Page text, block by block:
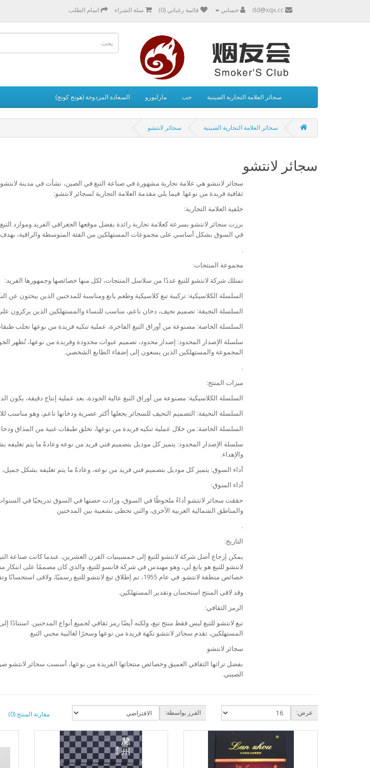
dd@xqx.cc حسابي قائمة رغباتي (0) سلة الشراء اتمام الطلب
سجائر العلامة التجارية الصينية حب مارلبورو السعادة المزدوجة (هونج كونج)
سجائر العلامة التجارية الصينية سجائر لانتشو
سجائر لانتشو
سجائر لانتشو هي علامة تجارية مشهورة في صناعة التبغ في الصين، نشأت في مدينة
ثقافية فريدة من نوعها. فيما يلي مقدمة العلامة التجارية لسجائر لانتشو:
خلفية العلامة التجارية:
برزت سجائر لانتشو بسرعة كعلامة تجارية رائدة بفضل موقعها الجغرافي الفريد وموارد التبغ
في السوق بشكل أساسي على مجموعات المستهلكين من الفئة المتوسطة والراقية، بهدف
.
مجموعة المنتجات:
تمتلك شركة لانتشو للتبغ عددًا من سلاسل المنتجات، لكل منها خصائصها وجمهورها الفريد:
السلسلة الكلاسيكية: تركيبة تبغ كلاسيكية وطعم يانع ومناسبة للمدخنين الذين يبحثون عن
السلسلة النحيفة: تصميم نحيف، دخان ناعم، مناسب للنساء والمستهلكين الذين يركزون
السلسلة الخاصة: مصنوعة من أوراق التبغ الفاخرة، عملية تنكيه فريدة من نوعها تجلب
سلسلة الإصدار المحدود: إصدار محدود، تصميم عبوات محدودة وفريدة من نوعها، تُظهر الجو
المجموعة والمستهلكين الذين يسعون إلى إضفاء الطابع الشخصي.
.
ميزات المنتج:
السلسلة الكلاسيكية: مصنوعة من أوراق التبغ عالية الجودة، بعد عملية إنتاج دقيقة، يكون
السلسلة النحيفة: التصميم النحيف للسجائر يجعلها أكثر عصرية ودخانها ناعم، وهو مناسب
السلسلة الخاصة: من خلال عملية تنكيه فريدة من نوعها، تخلق طبقات غنية من المذاق
سلسلة الإصدار المحدود: يتميز كل موديل بتصميم فني فريد من نوعه وعادةً ما يتم تغليفه
والإهداء.
أداء السوق: يتميز كل موديل بتصميم فني فريد من نوعه، وعادةً ما يتم تغليفه بشكل جميل،
أداء السوق:
حققت سجائر لانتشو أداءً ملحوظًا في السوق، وزادت حصتها في السوق تدريجيًا في
والمناطق الشمالية الغربية الأخرى، والتي تحظى بشعبية بين المدخنين
.
التاريخ:
يمكن إرجاع أصل شركة لانتشو للتبغ إلى خمسينيات القرن العشرين، عندما كانت
لانتشو للتبغ هو يانغ لي، وهو مهندس في شركة قانسو للتبغ، والذي كان مصممًا على ابتكار
خصائص منطقة لانتشو. في عام 1955، تم إطلاق تبغ لانتشو للتبغ رسميًا، ولاقى استحسانًا وتقديرًا من المستهلكين
وقد لاقى المنتج استحسان وتقدير المستهلكين.
الرمز الثقافي:
تبغ لانتشو للتبغ ليس فقط منتج تبغ، ولكنه أيضًا رمز ثقافي لجميع أنواع المدخنين. استنادًا
المستهلكين، تقدم سجائر لانتشو نكهة فريدة من نوعها وسحرًا لغالبية محبي التبغ
سجائر لانتشو
بفضل تراثها الثقافي العميق وخصائص منتجاتها الفريدة من نوعها، أسست سجائر لانتشو
الصيني.
مقارنة المنتج (0) الفرز بواسطة: عرض: